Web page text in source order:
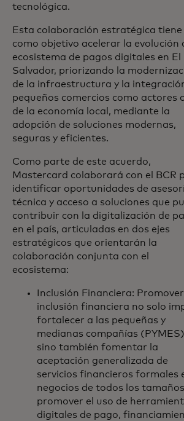
tecnológica.
Esta colaboración estratégica tiene
como objetivo acelerar la evolución
ecosistema de pagos digitales en El
Salvador, priorizando la
de la infraestructura y la
pequeños comercios como actores
de la economía local, mediante la
adopción de soluciones modernas,
seguras y eficientes.
Como parte de este acuerdo,
Mastercard colaborará con el BCR
identificar oportunidades de
técnica y acceso a soluciones que
contribuir con la digitalización de
en el país, articuladas en dos ejes
estratégicos que orientarán la
colaboración conjunta con el
ecosistema:
Inclusión Financiera:
inclusión financiera no solo
fortalecer a las pequeñas y
medianas compañías
sino también fomentar la
aceptación generalizada de
servicios financieros formales
negocios de todos los
promover el uso de
digitales de pago,